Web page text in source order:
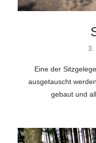
3.
Eine der
ausgetauscht
gebaut und